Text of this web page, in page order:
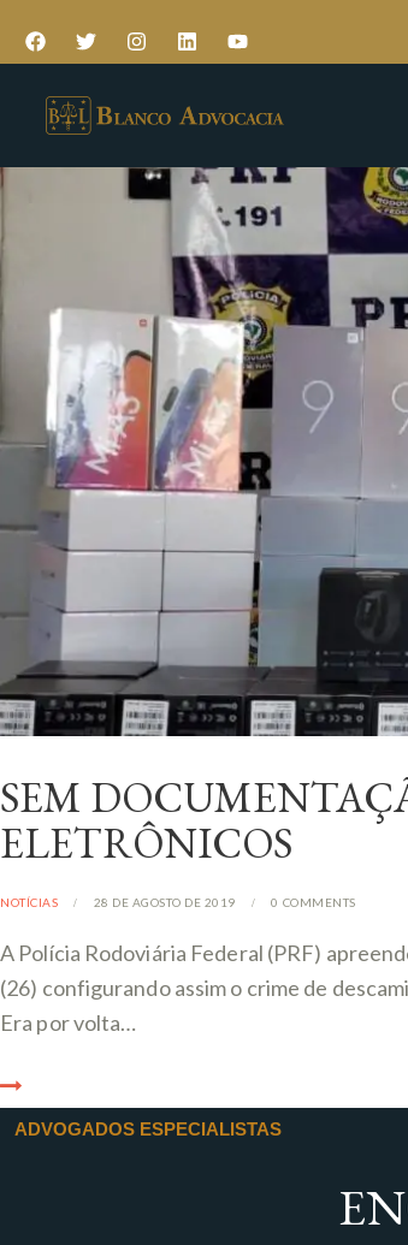
SEM
ELETRÔNICOS
NOTÍCIAS 28 DE AGOSTO DE 2019 0 COMMENTS
A Polícia Rodoviária Federal (PRF)
(26) configurando assim o crime de
Era por volta…
ADVOGADOS ESPECIALISTAS